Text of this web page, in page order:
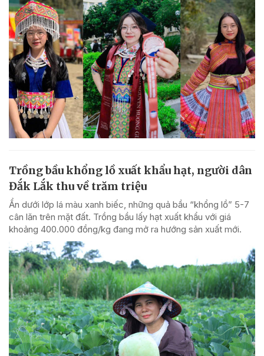
Trồng bầu khổng lồ xuất khẩu hạt, người dân
Đắk Lắk thu về trăm triệu
Ẩn dưới lớp lá màu xanh biếc, những quả bầu “khổng lồ” 5-7
cân lăn trên mặt đất. Trồng bầu lấy hạt xuất khẩu với giá
khoảng 400.000 đồng/kg đang mở ra hướng sản xuất mới.